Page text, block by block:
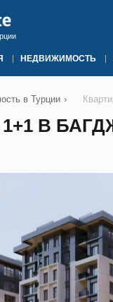
НЕДВИЖИМОСТЬ
в Турции ›
В